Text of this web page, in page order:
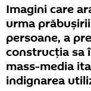
Imagini care
urma
persoane, a
construcția sa
mass-media
indignarea